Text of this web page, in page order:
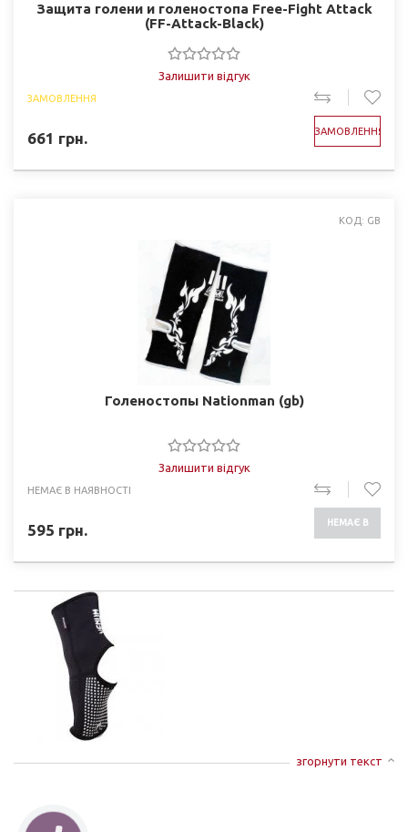
Защита голени и голеностопа Free-Fight Attack
(FF-Attack-Black)
Залишити відгук
ЗАМОВЛЕННЯ
661 грн. ЗАМОВЛЕННЯ
КОД: GB
Голеностопы Nationman (gb)
Залишити відгук
НЕМАЄ В НАЯВНОСТІ
595 грн. НЕМАЄ В
згорнути текст